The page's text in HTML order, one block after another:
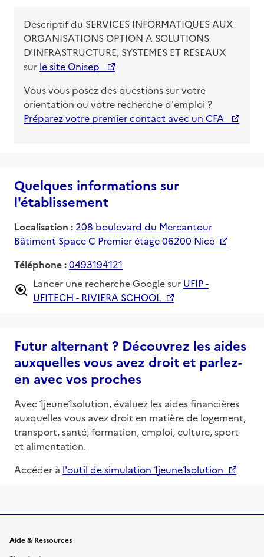
Descriptif du SERVICES INFORMATIQUES AUX
ORGANISATIONS OPTION A SOLUTIONS
D'INFRASTRUCTURE, SYSTEMES ET RESEAUX
sur le site Onisep
Vous vous posez des questions sur votre
orientation ou votre recherche d'emploi ?
Préparez votre premier contact avec un CFA
Quelques informations sur
l'établissement
Localisation : 208 boulevard du Mercantour
Bâtiment Space C Premier étage 06200 Nice
Téléphone :0493194121
Lancer une recherche Google sur UFIP -
UFITECH - RIVIERA SCHOOL
Futur alternant ? Découvrez les aides
auxquelles vous avez droit et parlez-
en avec vos proches
Avec 1jeune1solution, évaluez les aides financières
auxquelles vous avez droit en matière de logement,
transport, santé, formation, emploi, culture, sport
et alimentation.
Accéder à l'outil de simulation 1jeune1solution
Informations et liens du site
Aide & Ressources